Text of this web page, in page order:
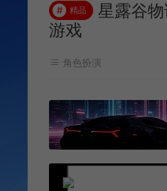
# 精品
星露谷
游戏
角色扮演